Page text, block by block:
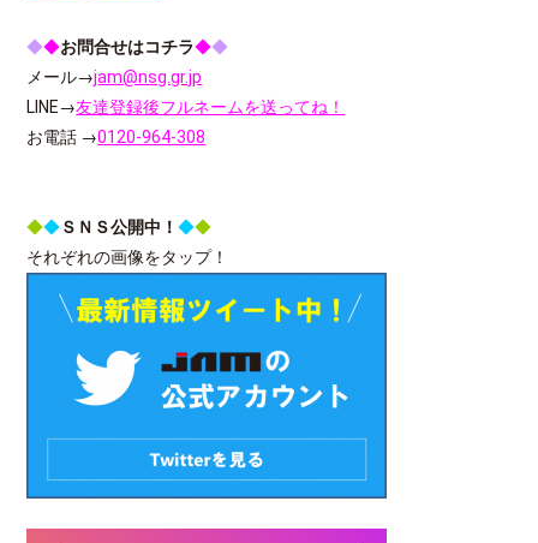
◆◆お問合せはコチラ◆◆
メール→jam@nsg.gr.jp
LINE→友達登録後フルネームを送ってね！
お電話 →0120-964-308
◆◆ＳＮＳ公開中！◆◆
それぞれの画像をタップ！